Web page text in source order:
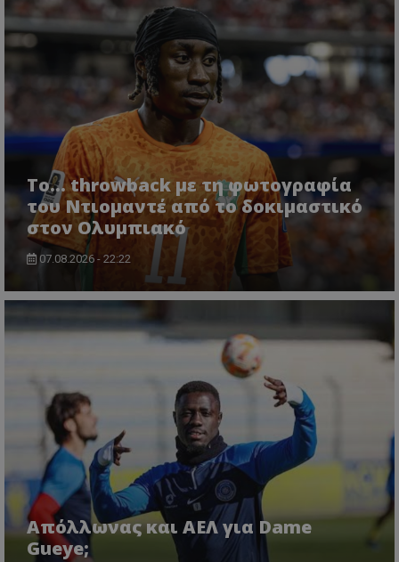
Το... throwback με τη φωτογραφία
του Ντιομαντέ από το δοκιμαστικό
στον Ολυμπιακό
07.08.2026 - 22:22
Απόλλωνας και ΑΕΛ για Dame
Gueye;